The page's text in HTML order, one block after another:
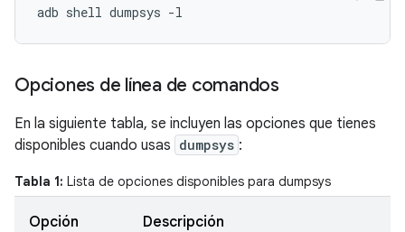
Opciones de línea de comandos
En la siguiente tabla, se incluyen las opciones que tienes
disponibles cuando usas dumpsys :
Tabla 1: Lista de opciones disponibles para dumpsys
Opción Descripción